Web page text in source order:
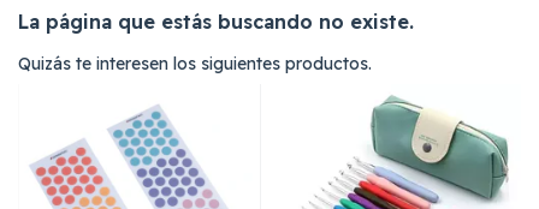
La página que estás buscando no existe.
Quizás te interesen los siguientes productos.